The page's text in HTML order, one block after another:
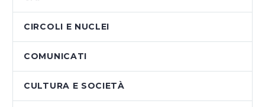
CIRCOLI E NUCLEI
COMUNICATI
CULTURA E SOCIETÀ